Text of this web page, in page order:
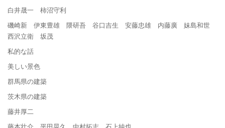
白井晟一 柿沼守利
磯崎新 伊東豊雄 隈研吾 谷口吉生 安藤忠雄 内藤廣 妹島和世
西沢立衛 坂茂
私的な話
美しい景色
群馬県の建築
茨木県の建築
藤井厚二
藤本壮介 平田晃久 中村拓志 石上純也